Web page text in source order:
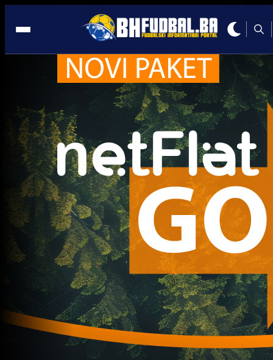
Dennis Hadžikadunić
Trenutno nema novosti za navedeni tag.
Najčitanije Najnovije
A Selekcija
Sve je gotovo: Edin Džeko donio
odluku, evo gdje nastavlja
1 sedmica 4 dan
A Selekcija
Ovo niko nije očekivao: Nikola
Vasilj iznenadio izborom novog
kluba!
3 sedmica 5 dan
A Selekcija